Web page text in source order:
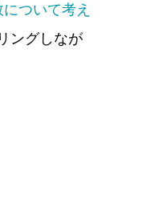
ついて考え
ングしなが